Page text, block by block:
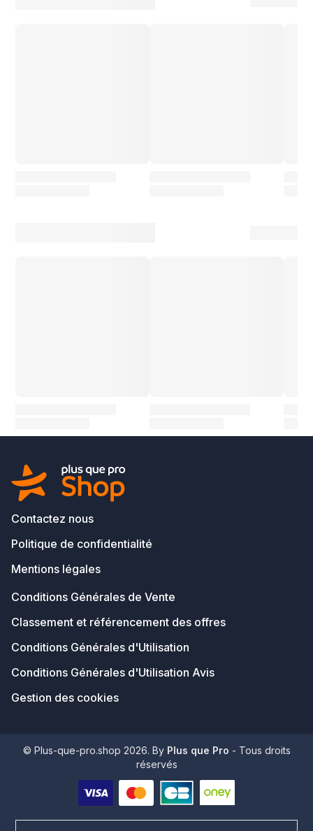
Contactez nous
Politique de confidentialité
Mentions légales
Conditions Générales de Vente
Classement et référencement des offres
Conditions Générales d'Utilisation
Conditions Générales d'Utilisation Avis
Gestion des cookies
© Plus-que-pro.shop 2026. By Plus que Pro - Tous droits
réservés